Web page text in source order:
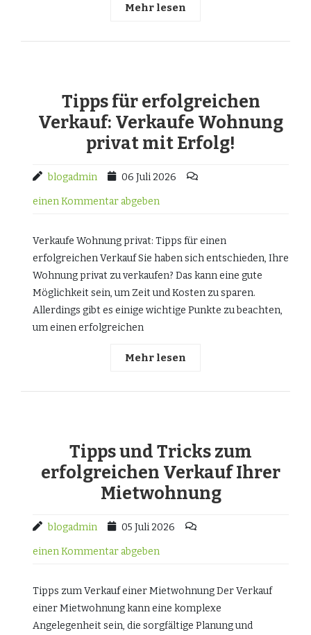
Mehr lesen
Tipps für erfolgreichen
Verkauf: Verkaufe Wohnung
privat mit Erfolg!
blogadmin 06 Juli 2026
einen Kommentar abgeben
Verkaufe Wohnung privat: Tipps für einen
erfolgreichen Verkauf Sie haben sich entschieden, Ihre
Wohnung privat zu verkaufen? Das kann eine gute
Möglichkeit sein, um Zeit und Kosten zu sparen.
Allerdings gibt es einige wichtige Punkte zu beachten,
um einen erfolgreichen
Mehr lesen
Tipps und Tricks zum
erfolgreichen Verkauf Ihrer
Mietwohnung
blogadmin 05 Juli 2026
einen Kommentar abgeben
Tipps zum Verkauf einer Mietwohnung Der Verkauf
einer Mietwohnung kann eine komplexe
Angelegenheit sein, die sorgfältige Planung und